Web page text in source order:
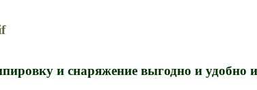
и снаряжение выгодно и удобно